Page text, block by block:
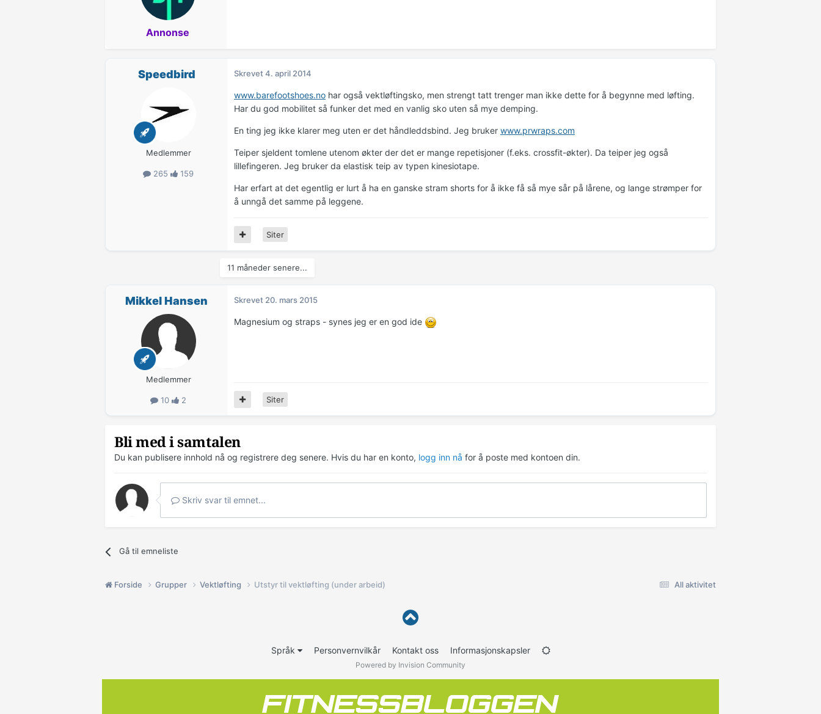
Annonse
Speedbird
Medlemmer
265 159
Skrevet4. april 2014
www.barefootshoes.no har også vektløftingsko, men strengt tatt trenger man ikke dette for å begynne med løfting.
Har du god mobilitet så funker det med en vanlig sko uten så mye demping.
En ting jeg ikke klarer meg uten er det håndleddsbind. Jeg bruker www.prwraps.com
Teiper sjeldent tomlene utenom økter der det er mange repetisjoner (f.eks. crossfit-økter). Da teiper jeg også
lillefingeren. Jeg bruker da elastisk teip av typen kinesiotape.
Har erfart at det egentlig er lurt å ha en ganske stram shorts for å ikke få så mye sår på lårene, og lange strømper for
å unngå det samme på leggene.
Siter
11 måneder senere...
Mikkel Hansen
Medlemmer
10 2
Skrevet 20. mars 2015
Magnesium og straps - synes jeg er en god ide
Siter
Bli med i samtalen
Du kan publisere innhold nå og registrere deg senere. Hvis du har en konto, logg inn nå for å poste med kontoen din.
Skriv svar til emnet...
Gå til emneliste
All aktivitet
Forside Grupper Vektløfting Utstyr til vektløfting (under arbeid)
Språk Personvernvilkår Kontakt oss Informasjonskapsler
Powered by Invision Community